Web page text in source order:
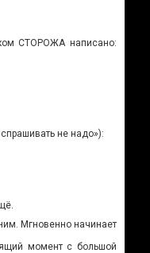
СТОРОЖА написано:
не надо»):
Мгновенно начинает
момент с большой